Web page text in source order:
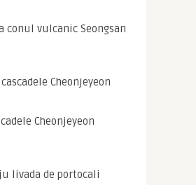
conul vulcanic Seongsan
Cheonjeyeon